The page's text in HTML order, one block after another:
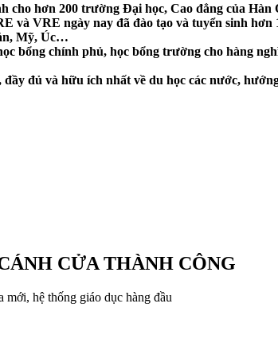
cho hơn 200 trường Đại học, Cao đẳng của
và VRE ngày nay đã đào tạo và tuyển sinh
Mỹ, Úc…
bổng chính phủ, học bổng trường cho hàng
đủ và hữu ích nhất về du học các nước,
CỬA THÀNH CÔNG
hệ thống giáo dục hàng đầu